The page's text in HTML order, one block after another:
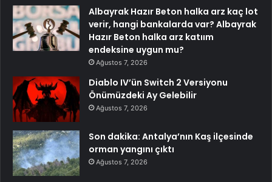
Albayrak Hazır Beton halka arz kaç lot
verir, hangi bankalarda var? Albayrak
Hazır Beton halka arz katıım
endeksine uygun mu?
Ağustos 7, 2026
Diablo IV’ün Switch 2 Versiyonu
Önümüzdeki Ay Gelebilir
Ağustos 7, 2026
Son dakika: Antalya’nın Kaş ilçesinde
orman yangını çıktı
Ağustos 7, 2026